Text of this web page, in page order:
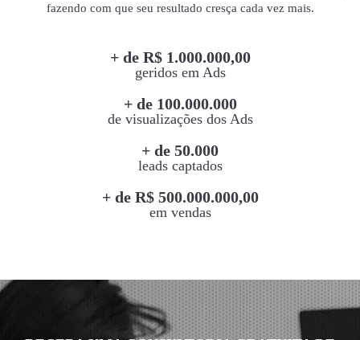
fazendo com que seu resultado cresça cada vez mais.
+ de R$ 1.000.000,00
geridos em Ads
+ de 100.000.000
de visualizações dos Ads
+ de 50.000
leads captados
+ de R$ 500.000.000,00
em vendas